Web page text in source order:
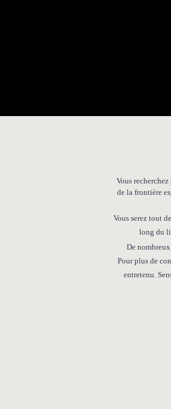
Vous
de la frontière
Vous serez tout
long du
De
Pour plus de
entretenu.